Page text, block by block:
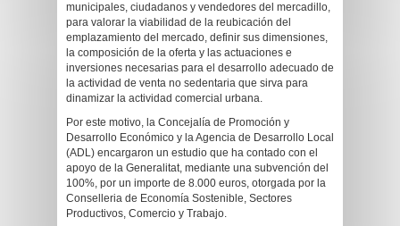
municipales, ciudadanos y vendedores del mercadillo,
para valorar la viabilidad de la reubicación del
emplazamiento del mercado, definir sus dimensiones,
la composición de la oferta y las actuaciones e
inversiones necesarias para el desarrollo adecuado de
la actividad de venta no sedentaria que sirva para
dinamizar la actividad comercial urbana.
Por este motivo, la Concejalía de Promoción y
Desarrollo Económico y la Agencia de Desarrollo Local
(ADL) encargaron un estudio que ha contado con el
apoyo de la Generalitat, mediante una subvención del
100%, por un importe de 8.000 euros, otorgada por la
Conselleria de Economía Sostenible, Sectores
Productivos, Comercio y Trabajo.